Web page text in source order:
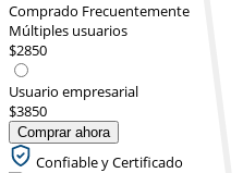
Comprado Frecuentemente
Múltiples usuarios
$2850
Usuario empresarial
$3850
Comprar ahora
Confiable y Certificado